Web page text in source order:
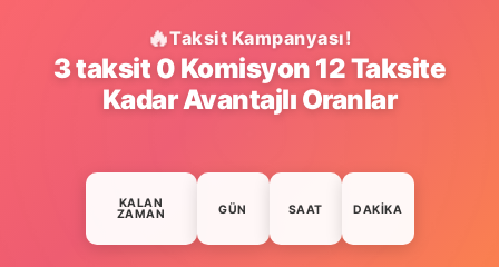
Taksit Kampanyası!
3 taksit 0 Komisyon 12 Taksite
Kadar Avantajlı Oranlar
KALAN
ZAMAN GÜN SAAT DAKIKA